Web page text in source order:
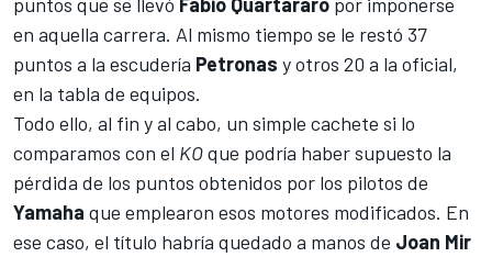
en aquella carrera. Al mismo tiempo se le restó 37
puntos a la escudería Petronas y otros 20 a la oficial,
en la tabla de equipos.
Todo ello, al fin y al cabo, un simple cachete si lo
comparamos con el KOque podría haber supuesto la
pérdida de los puntos obtenidos por los pilotos de
Yamaha que emplearon esos motores modificados. En
ese caso, el título habría quedado a manos de Joan Mir